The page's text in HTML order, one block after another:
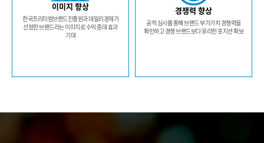
이미지 향상
한국프리미엄브랜드진흥원과 데일리경제가
선정한 브랜드라는 이미지로 수익 증대 효과
기대
경쟁력 향상
공적 심사를 통해 브랜드 부가가치 경쟁력을
확인하고 경쟁 브랜드보다 유리한 포지션 확보